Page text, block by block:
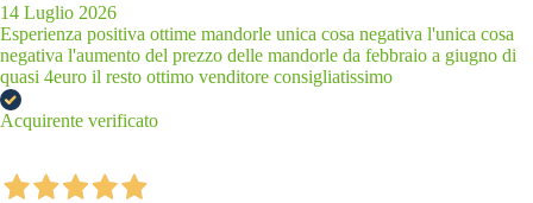
14 Luglio 2026
Esperienza positiva ottime mandorle unica cosa negativa l'unica cosa
negativa l'aumento del prezzo delle mandorle da febbraio a giugno di
quasi 4euro il resto ottimo venditore consigliatissimo
Acquirente verificato